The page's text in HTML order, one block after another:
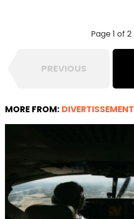
Page 1 of 2
PREVIOUS
MORE FROM: DIVERTISSEMENT